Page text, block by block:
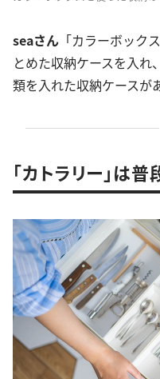
seaさん 「カラーボック
とめた収納ケースを入
類を入れた収納ケースが
「カトラリー」は